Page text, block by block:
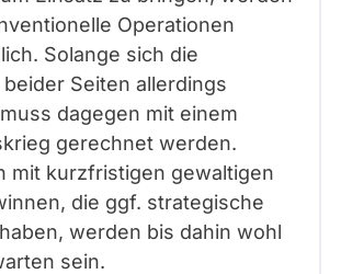
Operationen
Solange sich die
Seiten allerdings
dagegen mit einem
gerechnet werden.
mit kurzfristigen gewaltigen
die ggf. strategische
werden bis dahin wohl
sein.